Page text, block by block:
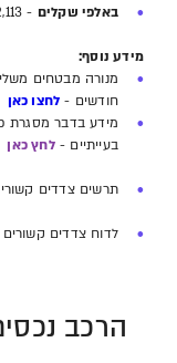
באלפי שקלים - 12,062,113
מידע נוסף:
חודשים - לחצו כאן
מידע בדבר מסגרת
בעייתיים -לחץ כאן
תרשים צדדים
לדוח צדדים קשורים
הרכב